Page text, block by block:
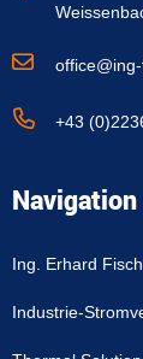
+43
Navigation
Ing. Erhard
Industrie-